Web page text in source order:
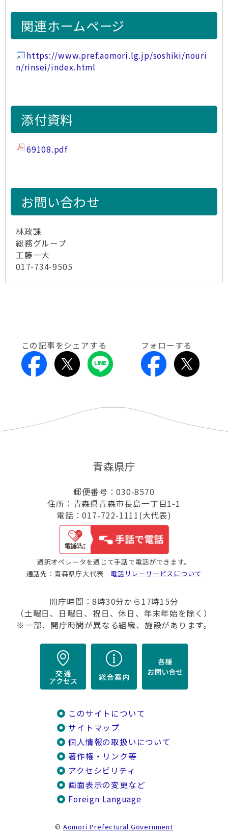
関連ホームページ
https://www.pref.aomori.lg.jp/soshiki/nouri
n/rinsei/index.html
添付資料
69108.pdf
お問い合わせ
林政課
総務グループ
工藤一大
017-734-9505
この記事をシェアする フォローする
青森県庁
郵便番号：030-8570
住所：青森県青森市長島一丁目1-1
電話：017-722-1111(大代表)
通訳オペレータを通じて手話で電話ができます。
通話先：青森県庁大代表 電話リレーサービスについて
開庁時間：8時30分から17時15分
（土曜日、日曜日、祝日、休日、年末年始を除く）
※一部、開庁時間が異なる組織、施設があります。
このサイトについて
サイトマップ
個人情報の取扱いについて
著作権・リンク等
アクセシビリティ
画面表示の変更など
Foreign Language
© Aomori Prefectural Government